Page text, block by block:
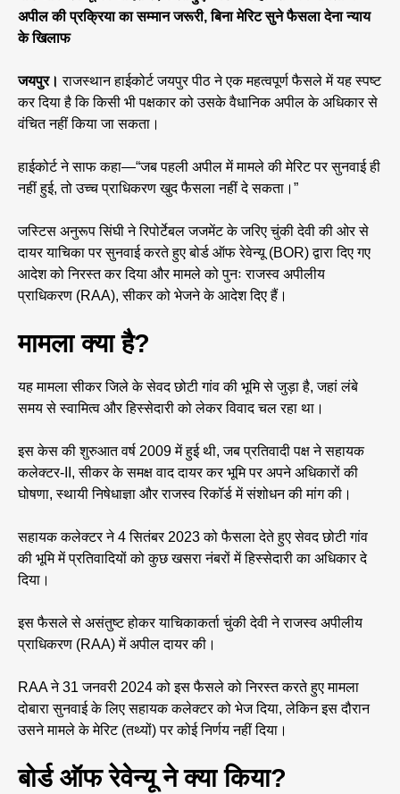
अपील की प्रक्रिया का सम्मान जरूरी, बिना मेरिट सुने फैसला देना न्याय
के खिलाफ
जयपुर। राजस्थान हाईकोर्ट जयपुर पीठ ने एक महत्वपूर्ण फैसले में यह स्पष्ट
कर दिया है कि किसी भी पक्षकार को उसके वैधानिक अपील के अधिकार से
वंचित नहीं किया जा सकता।
हाईकोर्ट ने साफ कहा—“जब पहली अपील में मामले की मेरिट पर सुनवाई ही
नहीं हुई, तो उच्च प्राधिकरण खुद फैसला नहीं दे सकता।”
जस्टिस अनुरूप सिंघी ने रिपोर्टेबल जजमेंट के जरिए चुंकी देवी की ओर से
दायर याचिका पर सुनवाई करते हुए बोर्ड ऑफ रेवेन्यू (BOR) द्वारा दिए गए
आदेश को निरस्त कर दिया और मामले को पुनः राजस्व अपीलीय
प्राधिकरण (RAA), सीकर को भेजने के आदेश दिए हैं।
मामला क्या है?
यह मामला सीकर जिले के सेवद छोटी गांव की भूमि से जुड़ा है, जहां लंबे
समय से स्वामित्व और हिस्सेदारी को लेकर विवाद चल रहा था।
इस केस की शुरुआत वर्ष 2009 में हुई थी, जब प्रतिवादी पक्ष ने सहायक
कलेक्टर-II, सीकर के समक्ष वाद दायर कर भूमि पर अपने अधिकारों की
घोषणा, स्थायी निषेधाज्ञा और राजस्व रिकॉर्ड में संशोधन की मांग की।
सहायक कलेक्टर ने 4 सितंबर 2023 को फैसला देते हुए सेवद छोटी गांव
की भूमि में प्रतिवादियों को कुछ खसरा नंबरों में हिस्सेदारी का अधिकार दे
दिया।
इस फैसले से असंतुष्ट होकर याचिकाकर्ता चुंकी देवी ने राजस्व अपीलीय
प्राधिकरण (RAA) में अपील दायर की।
RAA ने 31 जनवरी 2024 को इस फैसले को निरस्त करते हुए मामला
दोबारा सुनवाई के लिए सहायक कलेक्टर को भेज दिया, लेकिन इस दौरान
उसने मामले के मेरिट (तथ्यों) पर कोई निर्णय नहीं दिया।
बोर्ड ऑफ रेवेन्यू ने क्या किया?